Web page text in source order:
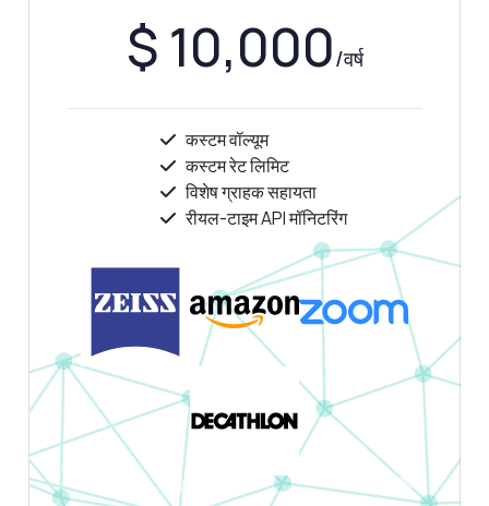
$ 10,000/वर्ष
कस्टम वॉल्यूम
कस्टम रेट लिमिट
विशेष ग्राहक सहायता
रीयल-टाइम API मॉनिटरिंग